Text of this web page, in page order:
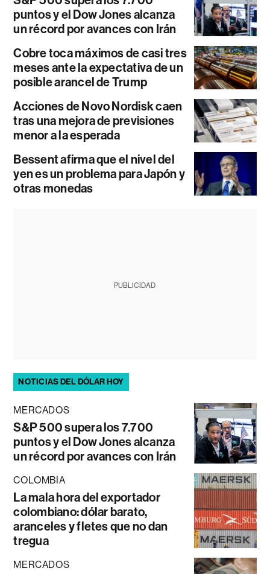
puntos y el Dow Jones alcanza
un récord por avances con Irán
Cobre toca máximos de casi tres
meses ante la expectativa de un
posible arancel de Trump
Acciones de Novo Nordisk caen
tras una mejora de previsiones
menor a la esperada
Bessent afirma que el nivel del
yen es un problema para Japón y
otras monedas
PUBLICIDAD
NOTICIAS DEL DÓLAR HOY
MERCADOS
S&P 500 supera los 7.700
puntos y el Dow Jones alcanza
un récord por avances con Irán
COLOMBIA
La mala hora del exportador
colombiano: dólar barato,
aranceles y fletes que no dan
tregua
MERCADOS